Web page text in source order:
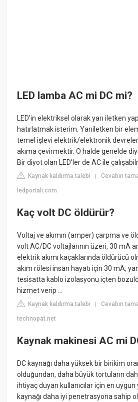
LED lamba AC mi DC mi?
LED'in elektriksel olarak yarı iletken
hatırlatmak isterim. Yarıiletken bir
temel işlevi elektrik/elektronik
akıma çevirmektir. O halde genelde
Bir diyot olan LED'ler de AC ile
Kaynak kaldırma talebi |Cevabın
ledportali.com
Kaç volt DC öldürür?
Voltaj ve akımın (amper) çarpma ve
volt AC/DC voltajlarının üzeri, 30 mA
elektrik akımı kaçaklarında öldürücü
akım rölesi insan hayatı için 30 mA,
tesisatta kablo izolasyonu içten
hizmet verip ...
Kaynak kaldırma talebi |Cevabın
technopat.net
Kaynak makinesi AC mi
DC kaynağı daha yüksek bir birikim
olduğundan, daha büyük tortuların
ihtiyaç duyan kullanıcılar için en
kaynağı daha iyi penetrasyona sahip